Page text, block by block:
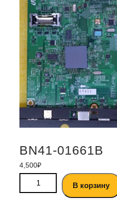
BN41-01661B
4,500₽
В корзину